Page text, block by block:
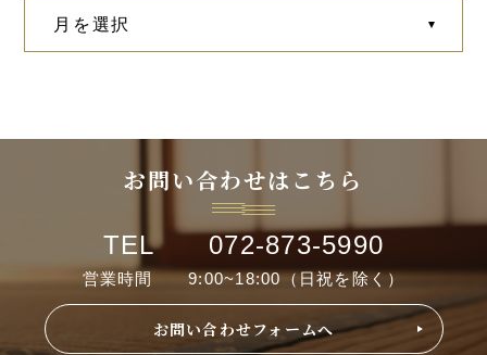
お問い合わせはこちら
TEL 072-873-5990
営業時間 9:00~18:00（日祝を除く）
お問い合わせフォームへ